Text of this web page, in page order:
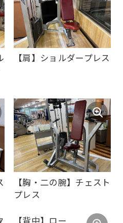
プレス
into
English.
Click
the
(start
automatic
translation)
to
return
to